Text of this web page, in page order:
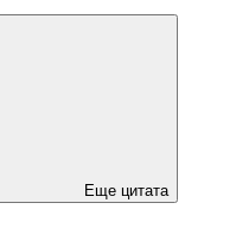
Еще цитата